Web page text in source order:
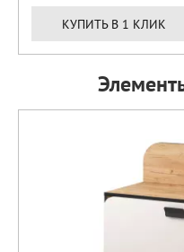
КУПИТЬ В 1 КЛИК